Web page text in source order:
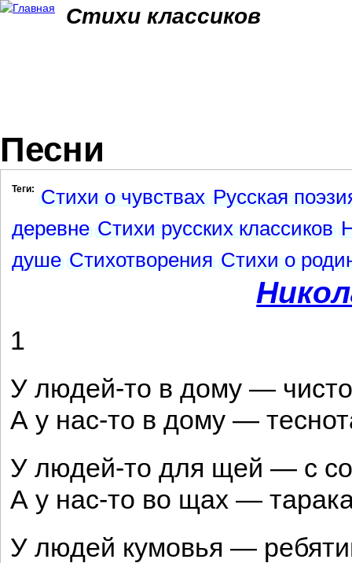
Стихи классиков
Песни
Теги: Стихи о чувствах Русская
деревне Стихи русских классиков
душе Стихотворения Стихи о
1
У людей-то в дому —
А у нас-то в дому —
У людей-то для щей — с
А у нас-то во щах —
У людей кумовья —